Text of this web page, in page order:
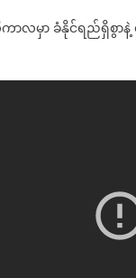
ာလမှာ ခံနိုင်ရည်ရှိစွာနဲ့